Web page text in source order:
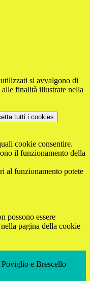
si avvalgono di
finalità illustrate nella
tutti i cookies
cookie consentire.
il funzionamento della
al funzionamento potete
possono essere
pagina della cookie
e Brescello